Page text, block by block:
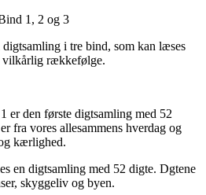
i tre bind, som kan læses
vilkårlig rækkefølge.
er den første digtsamling med 52
fra vores allesammens hverdag og
kærlighed.
en digtsamling med 52 digte. Dgtene
skyggeliv og byen.